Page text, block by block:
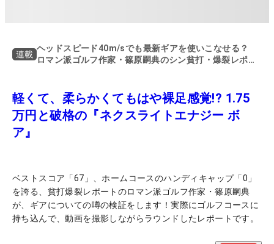
連載
ヘッドスピード40m/sでも最新ギアを使いこなせる？
ロマン派ゴルフ作家・篠原嗣典のシン貧打・爆裂レポー
軽くて、柔らかくてもはや裸足感覚!? 1.75
万円と破格の『ネクスライトエナジー ボ
ア』
ベストスコア「67」、ホームコースのハンディキャップ「0」
を誇る、貧打爆裂レポートのロマン派ゴルフ作家・篠原嗣典
が、ギアについての噂の検証をします！実際にゴルフコースに
持ち込んで、動画を撮影しながらラウンドしたレポートです。